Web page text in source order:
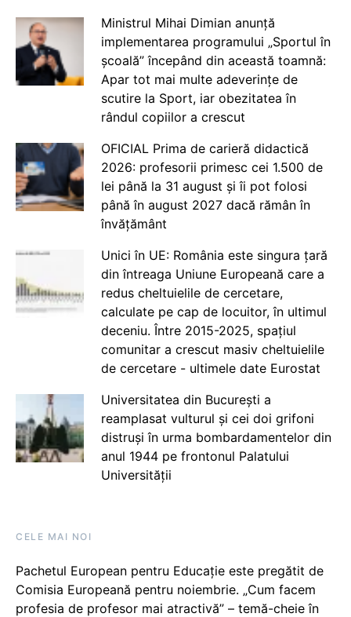
Ministrul Mihai Dimian anunță
implementarea programului „Sportul în
școală” începând din această toamnă:
Apar tot mai multe adeverințe de
scutire la Sport, iar obezitatea în
rândul copiilor a crescut
OFICIAL Prima de carieră didactică
2026: profesorii primesc cei 1.500 de
lei până la 31 august și îi pot folosi
până în august 2027 dacă rămân în
învățământ
Unici în UE: România este singura țară
din întreaga Uniune Europeană care a
redus cheltuielile de cercetare,
calculate pe cap de locuitor, în ultimul
deceniu. Între 2015-2025, spațiul
comunitar a crescut masiv cheltuielile
de cercetare - ultimele date Eurostat
Universitatea din București a
reamplasat vulturul și cei doi grifoni
distruși în urma bombardamentelor din
anul 1944 pe frontonul Palatului
Universității
CELE MAI NOI
Pachetul European pentru Educație este pregătit de
Comisia Europeană pentru noiembrie. „Cum facem
profesia de profesor mai atractivă” – temă-cheie în